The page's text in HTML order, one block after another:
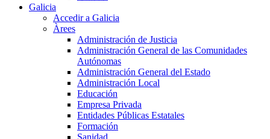
Galicia
Accedir a Galicia
Àrees
Administración de Justicia
Administración General de las Comunidades
Autónomas
Administración General del Estado
Administración Local
Educación
Empresa Privada
Entidades Públicas Estatales
Formación